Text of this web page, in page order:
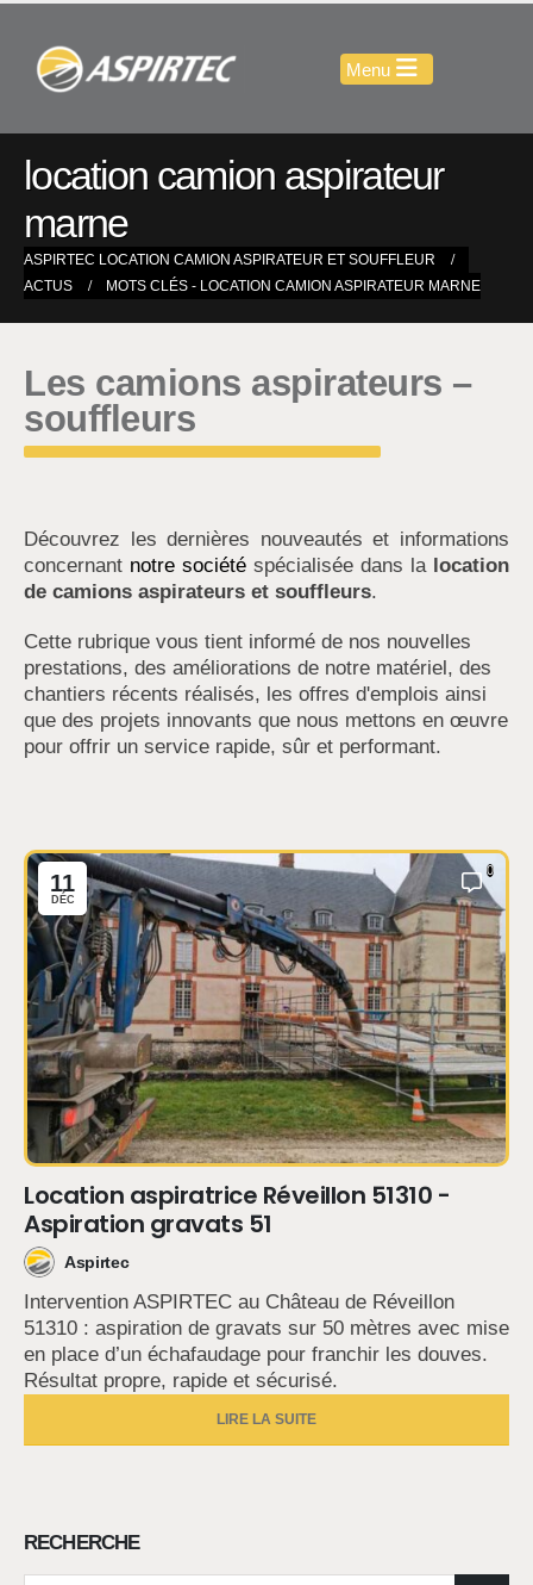
location camion aspirateur
marne
ASPIRTEC LOCATION CAMION ASPIRATEUR ET SOUFFLEUR
ACTUS
MOTS CLÉS - LOCATION CAMION ASPIRATEUR MARNE
Les camions aspirateurs –
souffleurs
Découvrez les dernières nouveautés et informations
concernant notre société spécialisée dans la location
de camions aspirateurs et souffleurs.
Cette rubrique vous tient informé de nos nouvelles
prestations, des améliorations de notre matériel, des
chantiers récents réalisés, les offres d'emplois ainsi
que des projets innovants que nous mettons en œuvre
pour offrir un service rapide, sûr et performant.
11
DÉC
0
Location aspiratrice Réveillon 51310 -
Aspiration gravats 51
Aspirtec
Intervention ASPIRTEC au Château de Réveillon
51310 : aspiration de gravats sur 50 mètres avec mise
en place d’un échafaudage pour franchir les douves.
Résultat propre, rapide et sécurisé.
LIRE LA SUITE
RECHERCHE